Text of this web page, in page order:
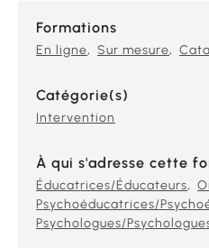
Formations
En ligne Sur mesure
Catégorie(s)
Intervention
À qui s'adresse cette
Éducatrices/Éducateurs
Psychoéducatrices/
Psychologues/